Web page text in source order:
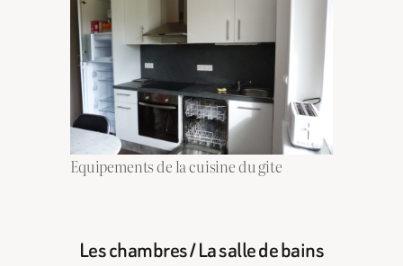
Equipements de la cuisine du gite
Les chambres / La salle de bains